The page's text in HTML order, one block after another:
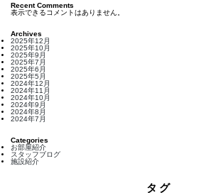
Recent Comments
表示できるコメントはありません。
Archives
2025年12月
2025年10月
2025年9月
2025年7月
2025年6月
2025年5月
2024年12月
2024年11月
2024年10月
2024年9月
2024年8月
2024年7月
Categories
お部屋紹介
スタッフブログ
施設紹介
タグ